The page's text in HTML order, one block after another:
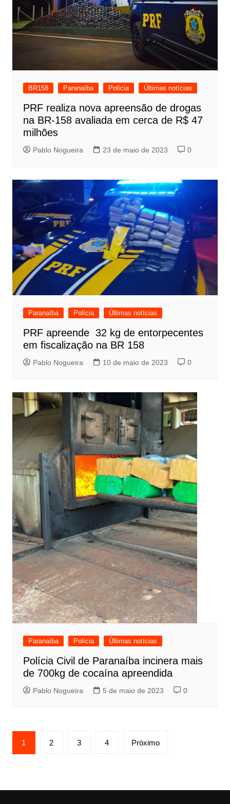
BR158 Paranaíba Polícia Últimas notícias
PRF realiza nova apreensão de drogas
na BR-158 avaliada em cerca de R$ 47
milhões
Pablo Nogueira 23 de maio de 2023 0
Paranaíba Polícia Últimas notícias
PRF apreende 32 kg de entorpecentes
em fiscalização na BR 158
Pablo Nogueira 10 de maio de 2023 0
Paranaíba Polícia Últimas notícias
Polícia Civil de Paranaíba incinera mais
de 700kg de cocaína apreendida
Pablo Nogueira 5 de maio de 2023 0
Paginação
de
1 2 3 4 Próximo